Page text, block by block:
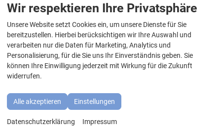
Telefonnummer: 07181 - 47695 15
info@autohausrems.de
Fahrzeugnr.
Geparkte Fahrzeuge (0)
BMW
Cupra
Wir respektieren Ihre Privatsphäre
Unsere Website setzt Cookies ein, um unsere Dienste für Sie
bereitzustellen. Hierbei berücksichtigen wir Ihre Auswahl und
verarbeiten nur die Daten für Marketing, Analytics und
Personalisierung, für die Sie uns Ihr Einverständnis geben. Sie
können Ihre Einwilligung jederzeit mit Wirkung für die Zukunft
widerrufen.
Alle akzeptieren Einstellungen
Datenschutzerklärung Impressum